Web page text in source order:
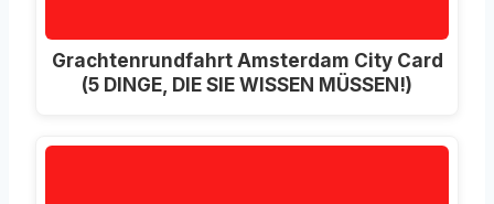
Grachtenrundfahrt Amsterdam City Card
(5 DINGE, DIE SIE WISSEN MÜSSEN!)